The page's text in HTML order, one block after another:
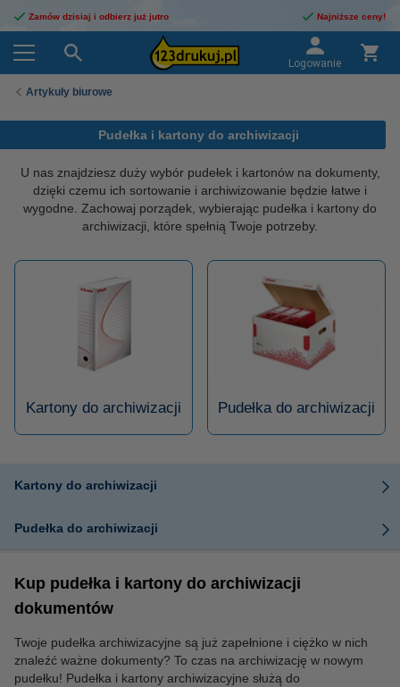
Zamów dzisiaj i odbierz już jutro Najniższe ceny!
Logowanie
Artykuły biurowe
Pudełka i kartony do archiwizacji
U nas znajdziesz duży wybór pudełek i kartonów na dokumenty,
dzięki czemu ich sortowanie i archiwizowanie będzie łatwe i
wygodne. Zachowaj porządek, wybierając pudełka i kartony do
archiwizacji, które spełnią Twoje potrzeby.
Kartony do archiwizacji Pudełka do archiwizacji
Kartony do archiwizacji
Pudełka do archiwizacji
Kup pudełka i kartony do archiwizacji
dokumentów
Twoje pudełka archiwizacyjne są już zapełnione i ciężko w nich
znaleźć ważne dokumenty? To czas na archiwizację w nowym
pudełku! Pudełka i kartony archiwizacyjne służą do